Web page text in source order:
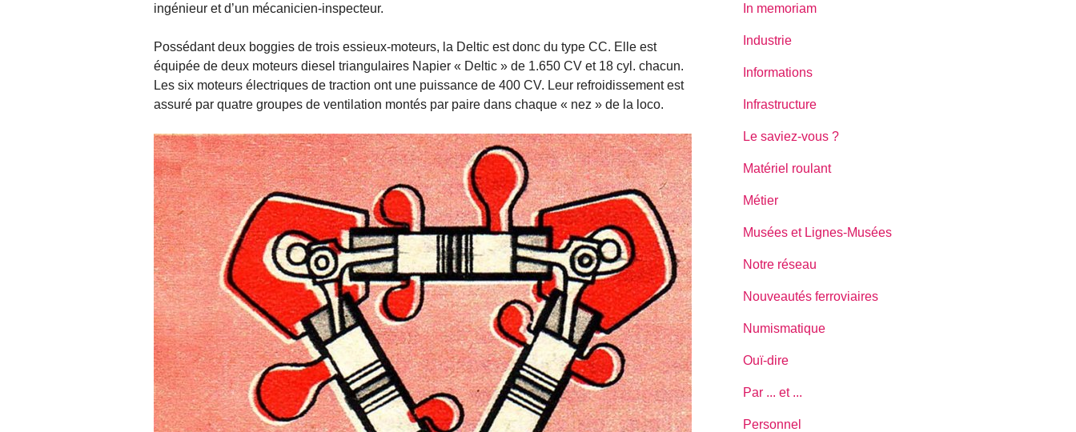
ingénieur et d’un mécanicien-inspecteur.
Possédant deux boggies de trois essieux-moteurs, la Deltic est donc du type CC. Elle est
équipée de deux moteurs diesel triangulaires Napier « Deltic » de 1.650 CV et 18 cyl. chacun.
Les six moteurs électriques de traction ont une puissance de 400 CV. Leur refroidissement est
assuré par quatre groupes de ventilation montés par paire dans chaque « nez » de la loco.
In memoriam
Industrie
Informations
Infrastructure
Le saviez-vous ?
Matériel roulant
Métier
Musées et Lignes-Musées
Notre réseau
Nouveautés ferroviaires
Numismatique
Ouï-dire
Par ... et ...
Personnel